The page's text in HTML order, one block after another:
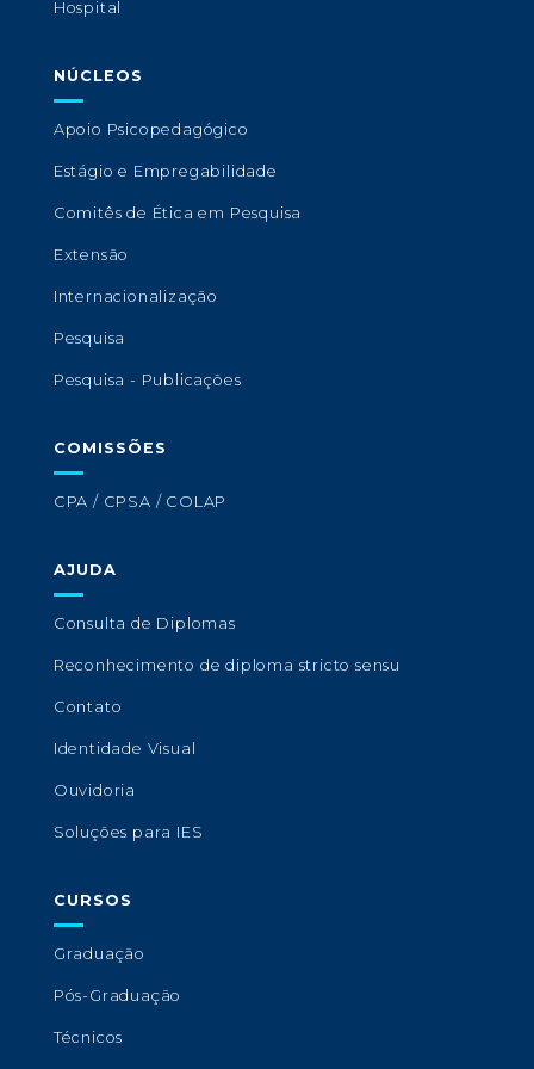
Hospital
NÚCLEOS
Apoio Psicopedagógico
Estágio e Empregabilidade
Comitês de Ética em Pesquisa
Extensão
Internacionalização
Pesquisa
Pesquisa - Publicações
COMISSÕES
CPA / CPSA / COLAP
AJUDA
Consulta de Diplomas
Reconhecimento de diploma stricto sensu
Contato
Identidade Visual
Ouvidoria
Soluções para IES
CURSOS
Graduação
Pós-Graduação
Técnicos